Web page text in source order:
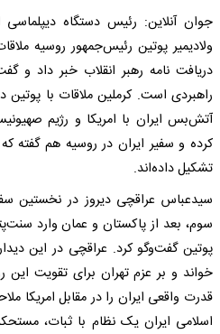
جوان آنلاین: رئیس دستگاه دیپلماسی
ولادیمیر پوتین رئیس‌جمهور روسیه
دریافت نامه رهبر انقلاب خبر داد و
راهبردی است. کرملین ملاقات با
آتش‌بس ایران با امریکا و رژیم
کرده و سفیر ایران در روسیه هم گفته
تشکیل داده‌اند.
سیدعباس عراقچی دیروز در نخستین
سوم، بعد از پاکستان و عمان وارد
پوتین گفت‌و‌گو کرد. عراقچی در این
خواند و بر عزم تهران برای تقویت این
قدرت واقعی ایران را در مقابل امریکا
اسلامی ایران یک نظام با ثبات،